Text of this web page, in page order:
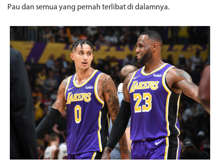
Pau dan semua yang pernah terlibat di dalamnya.